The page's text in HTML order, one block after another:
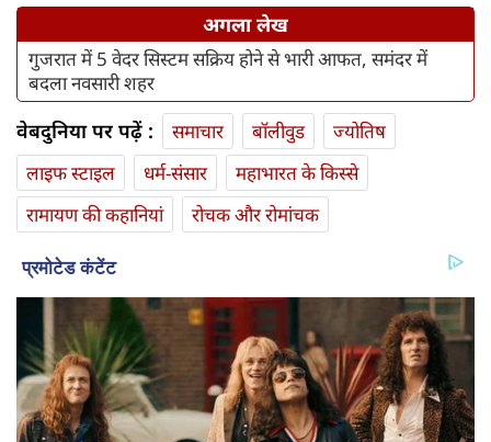
अगला लेख
गुजरात में 5 वेदर सिस्टम सक्रिय होने से भारी आफत, समंदर में
बदला नवसारी शहर
वेबदुनिया पर पढ़ें : समाचार बॉलीवुड
ज्योतिष
लाइफ स्‍टाइल
धर्म-संसार
महाभारत के किस्से
रामायण की कहानियां
रोचक और रोमांचक